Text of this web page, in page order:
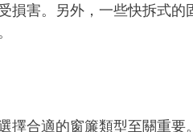
損害。另外，一些快拆式
擇合適的窗簾類型至關重要